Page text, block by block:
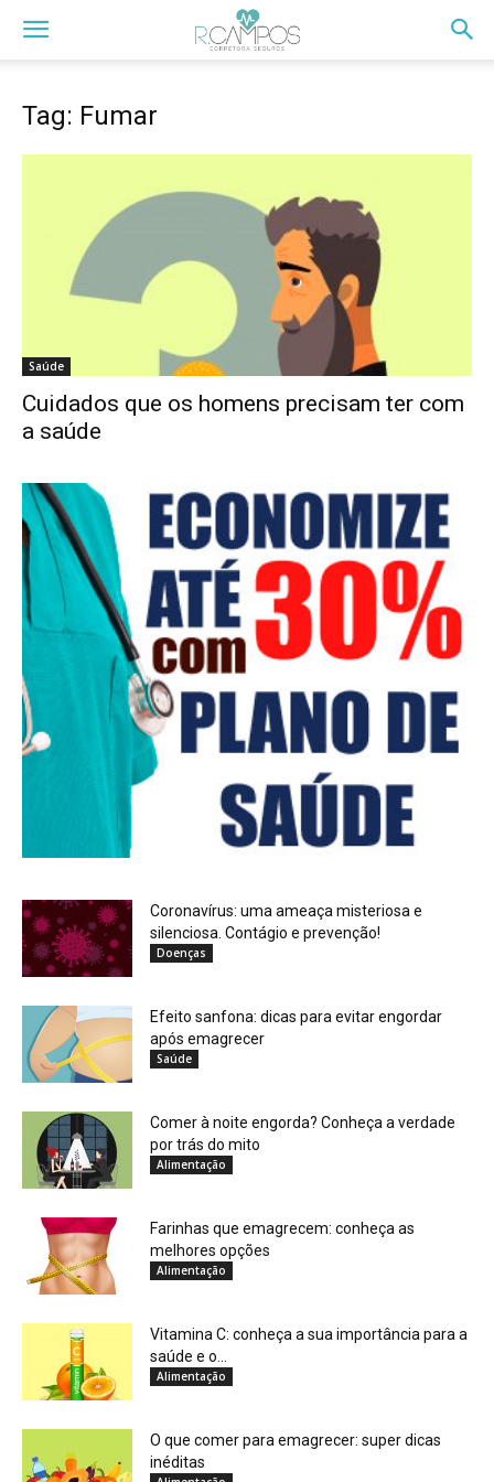
Tag: Fumar
Saúde
Cuidados que os homens precisam ter com
a saúde
Coronavírus: uma ameaça misteriosa e
silenciosa. Contágio e prevenção!
Doenças
Efeito sanfona: dicas para evitar engordar
após emagrecer
Saúde
Comer à noite engorda? Conheça a verdade
por trás do mito
Alimentação
Farinhas que emagrecem: conheça as
melhores opções
Alimentação
Vitamina C: conheça a sua importância para a
saúde e o...
Alimentação
O que comer para emagrecer: super dicas
inéditas